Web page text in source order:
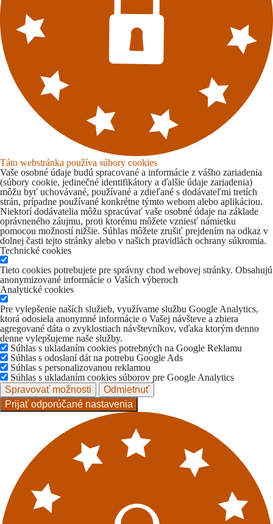
Táto webstránka používa súbory cookies
Vaše osobné údaje budú spracované a informácie z vášho zariadenia
(súbory cookie, jedinečné identifikátory a ďalšie údaje zariadenia)
môžu byť uchovávané, používané a zdieľané s dodávateľmi tretích
strán, prípadne používané konkrétne týmto webom alebo aplikáciou.
Niektorí dodávatelia môžu spracúvať vaše osobné údaje na základe
oprávneného záujmu, proti ktorému môžete vzniesť námietku
pomocou možností nižšie. Súhlas môžete zrušiť prejdením na odkaz v
dolnej časti tejto stránky alebo v našich pravidlách ochrany súkromia.
Technické cookies
Tieto cookies potrebujete pre správny chod webovej stránky. Obsahujú
anonymizované informácie o Vaších výberoch
Analytické cookies
Pre vylepšenie naších služieb, využívame službu Google Analytics,
ktorá odosiela anonymné informácie o Vašej návšteve a zbiera
agregované dáta o zvyklostiach návštevníkov, vďaka ktorým denno
denne vylepšujeme naše služby.
Súhlas s ukladaním cookies potrebných na Google Reklamu
Súhlas s odoslaní dát na potrebu Google Ads
Súhlas s personalizovanou reklamou
Súhlas s ukladaním cookies súborov pre Google Analytics
Spravovať možnosti
Odmietnuť
Prijať odporúčané nastavenia